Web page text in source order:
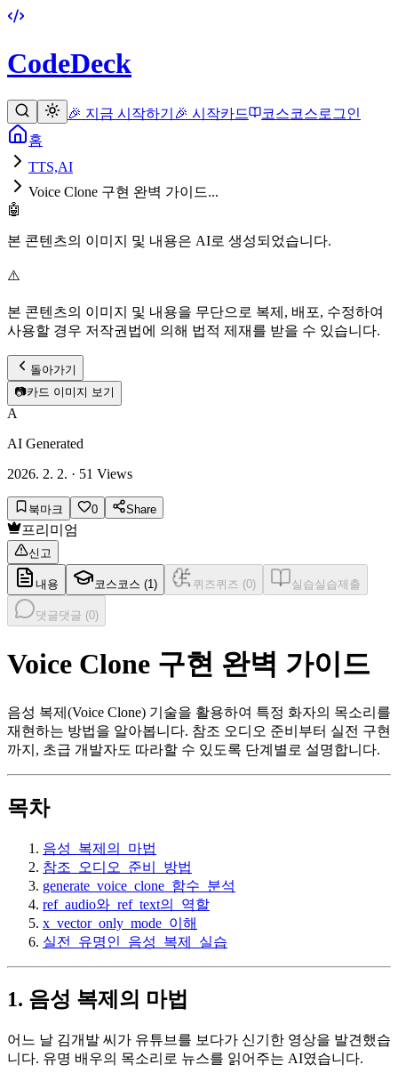
CodeDeck
🎉 지금 시작하기 🎉 시작카드 코스코스로그인
홈
TTS,AI
Voice Clone 구현 완벽 가이드...
🤖
본 콘텐츠의 이미지 및 내용은 AI로 생성되었습니다.
⚠️
본 콘텐츠의 이미지 및 내용을 무단으로 복제, 배포, 수정하여
사용할 경우 저작권법에 의해 법적 제재를 받을 수 있습니다.
돌아가기
📷카드 이미지 보기
A
AI Generated
2026. 2. 2. · 51 Views
북마크 0 Share
프리미엄
신고
내용 코스 코스 (1 ) 퀴즈퀴즈 (0) 실습실습제출
댓글댓글 (0)
Voice Clone 구현 완벽 가이드
음성 복제(Voice Clone) 기술을 활용하여 특정 화자의 목소리를
재현하는 방법을 알아봅니다. 참조 오디오 준비부터 실전 구현
까지, 초급 개발자도 따라할 수 있도록 단계별로 설명합니다.
목차
음성_복제의_마법
참조_오디오_준비_방법
generate_voice_clone_함수_분석
ref_audio와_ref_text의_역할
x_vector_only_mode_이해
실전_유명인_음성_복제_실습
1. 음성 복제의 마법
어느 날 김개발 씨가 유튜브를 보다가 신기한 영상을 발견했습
니다. 유명 배우의 목소리로 뉴스를 읽어주는 AI였습니다.